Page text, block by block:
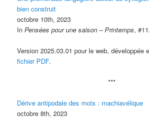
bien construit
octobre 10th, 2023
InPensées pour une saison – Printemps,
Version 2025.03.01 pour le web, développée
fichier PDF.
***
Dérive antipodale des mots : machiavélique
octobre 8th, 2023